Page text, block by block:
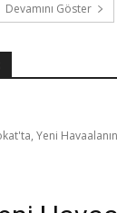
Devamını Göster